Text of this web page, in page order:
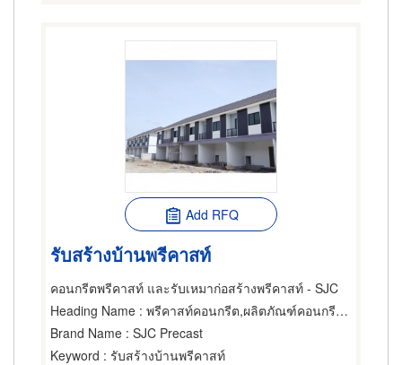
Add RFQ
รับสร้างบ้านพรีคาสท์
คอนกรีตพรีคาสท์ และรับเหมาก่อสร้างพรีคาสท์ - SJC
Heading Name : พรีคาสท์คอนกรีต,ผลิตภัณฑ์คอนกรีต,พื้นสำเร็จรูป (คอนกรีตเสริมเหล็กและอัดแรง)
Brand Name : SJC Precast
Keyword : รับสร้างบ้านพรีคาสท์